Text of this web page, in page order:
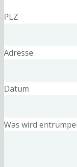
PLZ
Adresse
Datum
Was wird